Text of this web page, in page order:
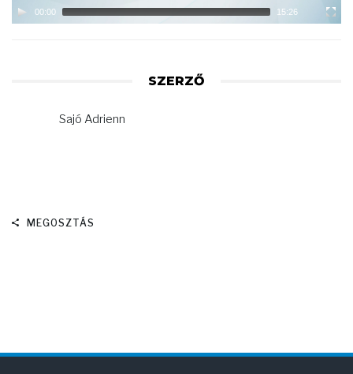
00:00 15:26
SZERZŐ
Sajó Adrienn
MEGOSZTÁS